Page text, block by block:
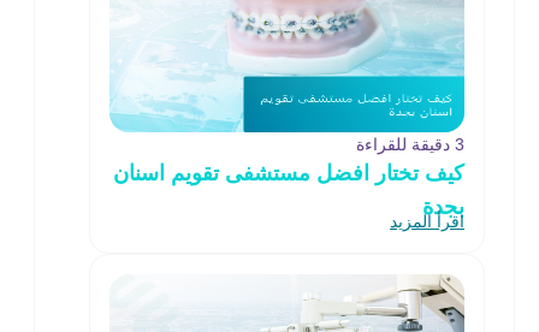
3 دقيقة للقراءة
كيف تختار افضل مستشفى تقويم اسنان
بجدة
اقرأ المزيد